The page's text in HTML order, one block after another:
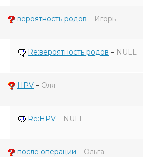
вероятность родов – Игорь
Re:вероятность родов – NULL
HPV – Оля
Re:HPV – NULL
после операции – Ольга